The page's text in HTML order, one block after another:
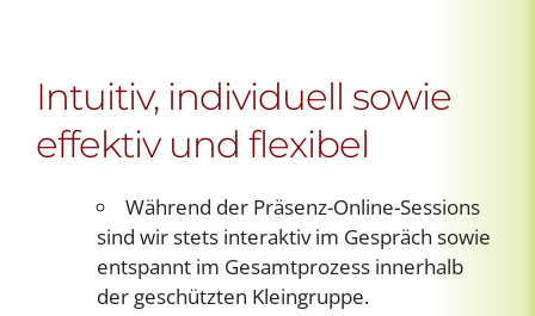
Intuitiv, individuell sowie
effektiv und flexibel
Während der Präsenz-Online-Sessions
sind wir stets interaktiv im Gespräch sowie
entspannt im Gesamtprozess innerhalb
der geschützten Kleingruppe.